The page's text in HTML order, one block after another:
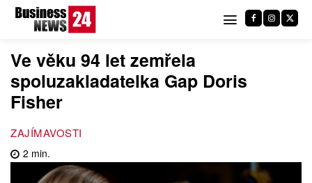
Ve věku 94 let zemřela
spoluzakladatelka Gap Doris
Fisher
ZAJÍMAVOSTI
2 min.